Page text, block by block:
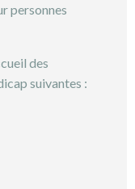
personnes
des
suivantes :